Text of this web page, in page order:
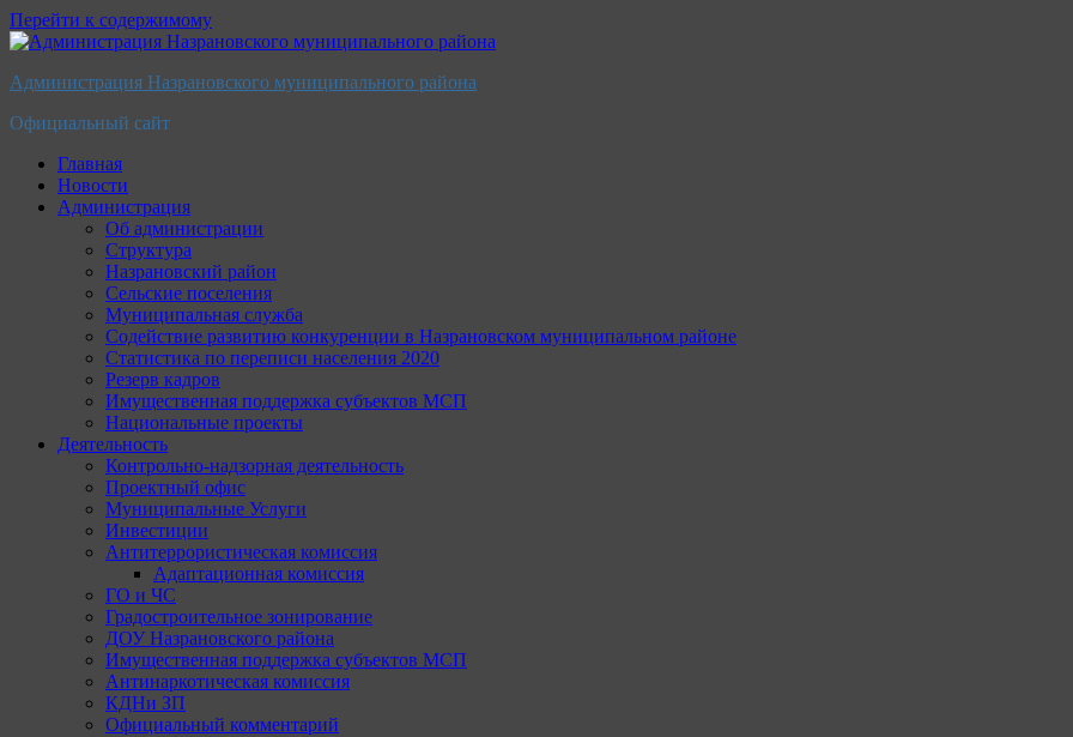
Перейти к содержимому
Администрация Назрановского муниципального района
Официальный сайт
Главная
Новости
Администрация
Об администрации
Структура
Назрановский район
Сельские поселения
Муниципальная служба
Содействие развитию конкуренции в Назрановском муниципальном районе
Статистика по переписи населения 2020
Резерв кадров
Имущественная поддержка субъектов МСП
Национальные проекты
Деятельность
Контрольно-надзорная деятельность
Проектный офис
Муниципальные Услуги
Инвестиции
Антитеррористическая комиссия
Адаптационная комиссия
ГО и ЧС
Градостроительное зонирование
ДОУ Назрановского района
Имущественная поддержка субъектов МСП
Антинаркотическая комиссия
КДНи ЗП
Официальный комментарий